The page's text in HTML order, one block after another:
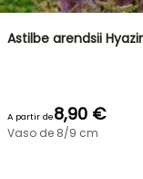
Astilbe arendsii
A partir de8,90 €
Vaso de 8/9 cm